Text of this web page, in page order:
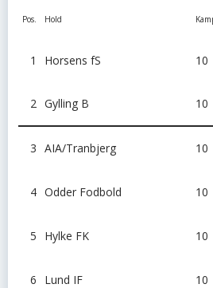
Pos. Hold
1 Horsens fS 10
2 Gylling B 10
3 AIA/Tranbjerg 10
4 Odder Fodbold 10
5 Hylke FK 10
6 Lund IF 10